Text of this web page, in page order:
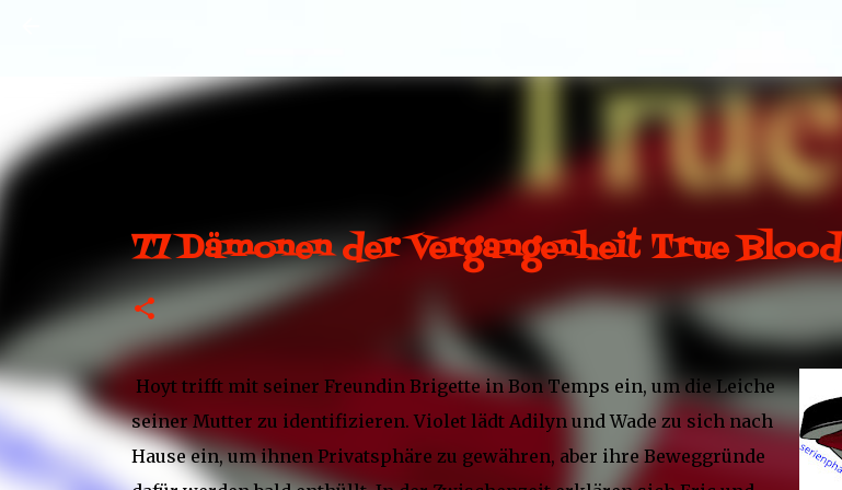
77 Dämonen der Vergangenheit True Blood
Hoyt trifft mit seiner Freundin Brigette in Bon Temps ein, um die Leiche
seiner Mutter zu identifizieren. Violet lädt Adilyn und Wade zu sich nach
Hause ein, um ihnen Privatsphäre zu gewähren, aber ihre Beweggründe